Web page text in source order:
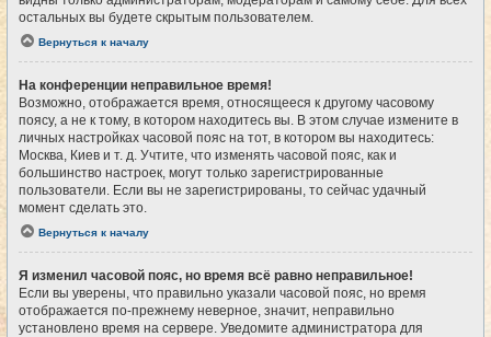
остальных вы будете скрытым пользователем.
Вернуться к началу
На конференции неправильное время!
Возможно, отображается время, относящееся к другому часовому
поясу, а не к тому, в котором находитесь вы. В этом случае измените в
личных настройках часовой пояс на тот, в котором вы находитесь:
Москва, Киев и т. д. Учтите, что изменять часовой пояс, как и
большинство настроек, могут только зарегистрированные
пользователи. Если вы не зарегистрированы, то сейчас удачный
момент сделать это.
Вернуться к началу
Я изменил часовой пояс, но время всё равно неправильное!
Если вы уверены, что правильно указали часовой пояс, но время
отображается по-прежнему неверное, значит, неправильно
установлено время на сервере. Уведомите администратора для